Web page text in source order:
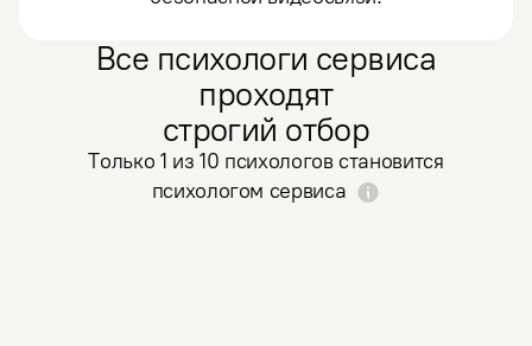
Все психологи сервиса
проходят
строгий отбор
Только 1 из 10 психологов становится
психологом сервиса